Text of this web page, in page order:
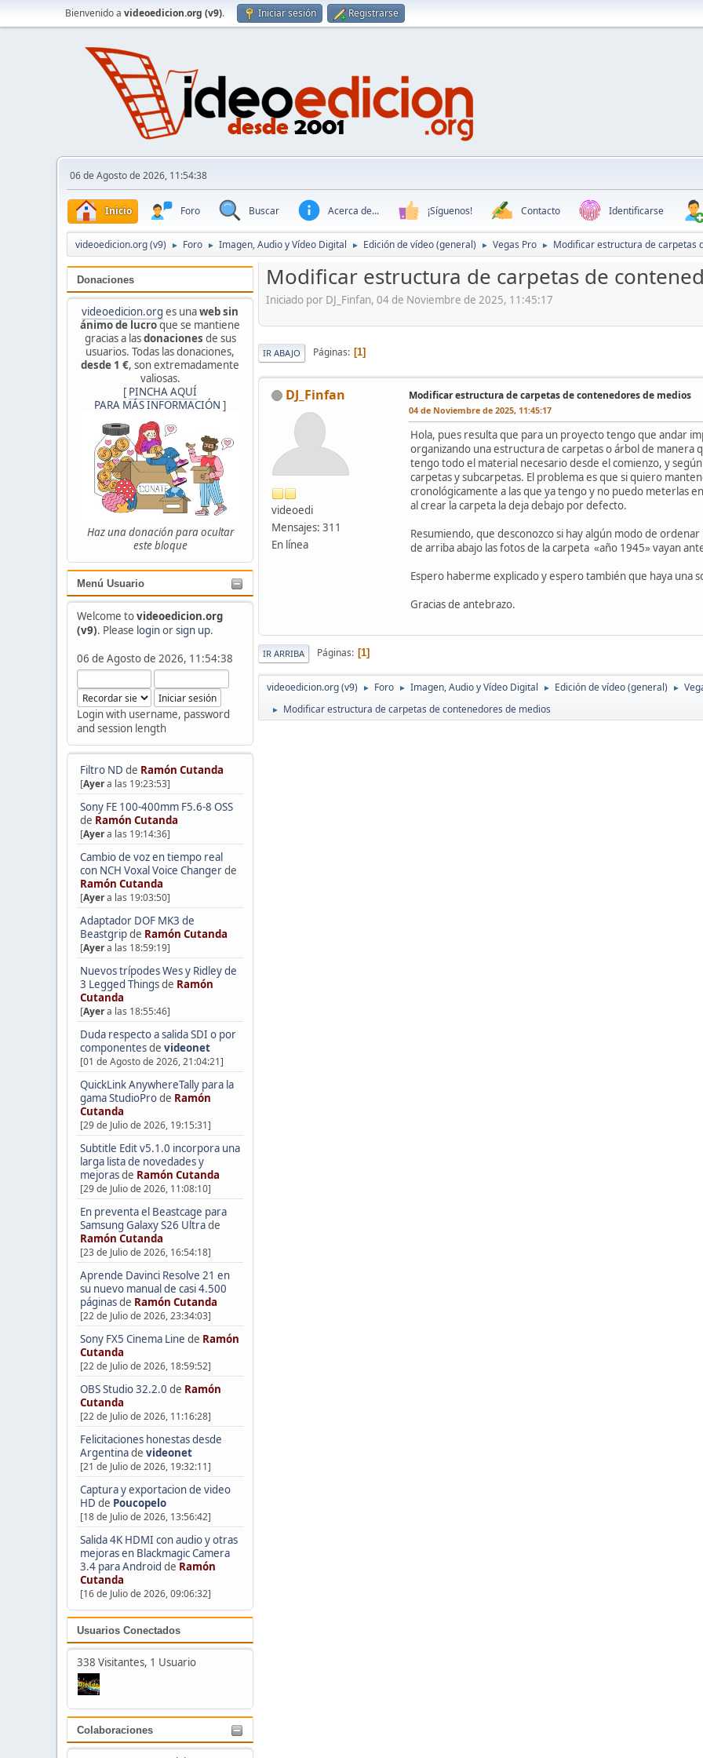
Bienvenido a videoedicion.org (v9). Iniciar sesión Registrarse
06 de Agosto de 2026, 11:54:38
Inicio Foro Buscar Acerca de... ¡Síguenos! Contacto Identificarse
videoedicion.org (v9) ► Foro ► Imagen, Audio y Vídeo Digital ► Edición de vídeo (general) ► Vegas Pro ► Modificar estructura de carpetas
Donaciones
videoedicion.org es unaweb sin
ánimo de lucroque se mantiene
gracias a lasdonaciones de sus
usuarios. Todas las donaciones,
desde 1 €, son extremadamente
valiosas.
[ PINCHA AQUÍ
PARA MÁS INFORMACIÓN ]
Haz una donación para ocultar
este bloque
Menú Usuario
Welcome tovideoedicion.org
(v9). Please loginorsign up.
06 de Agosto de 2026, 11:54:38
Login with username, password
and session length
Filtro ND de Ramón Cutanda
[Ayera las 19:23:53]
Sony FE 100-400mm F5.6-8 OSS
de Ramón Cutanda
[Ayera las 19:14:36]
Cambio de voz en tiempo real
con NCH Voxal Voice Changerde
Ramón Cutanda
[Ayera las 19:03:50]
Adaptador DOF MK3 de
Beastgripde Ramón Cutanda
[Ayera las 18:59:19]
Nuevos trípodes Wes y Ridley de
3 Legged Thingsde Ramón
Cutanda
[Ayera las 18:55:46]
Duda respecto a salida SDI o por
componentesde videonet
[01 de Agosto de 2026, 21:04:21]
QuickLink AnywhereTally para la
gama StudioProde Ramón
Cutanda
[29 de Julio de 2026, 19:15:31]
Subtitle Edit v5.1.0 incorpora una
larga lista de novedades y
mejorasde Ramón Cutanda
[29 de Julio de 2026, 11:08:10]
En preventa el Beastcage para
Samsung Galaxy S26 Ultrade
Ramón Cutanda
[23 de Julio de 2026, 16:54:18]
Aprende Davinci Resolve 21 en
su nuevo manual de casi 4.500
páginasde Ramón Cutanda
[22 de Julio de 2026, 23:34:03]
Sony FX5 Cinema Line de Ramón
Cutanda
[22 de Julio de 2026, 18:59:52]
OBS Studio 32.2.0 de Ramón
Cutanda
[22 de Julio de 2026, 11:16:28]
Felicitaciones honestas desde
Argentinade videonet
[21 de Julio de 2026, 19:32:11]
Captura y exportacion de video
HD de Poucopelo
[18 de Julio de 2026, 13:56:42]
Salida 4K HDMI con audio y otras
mejoras en Blackmagic Camera
3.4 para Android de Ramón
Cutanda
[16 de Julio de 2026, 09:06:32]
Usuarios Conectados
338 Visitantes, 1 Usuario
Colaboraciones
Modificar estructura de carpetas de
Iniciado por DJ_Finfan, 04 de Noviembre de 2025, 11:45:17
IR ABAJO Páginas 1
DJ_Finfan
videoedi
Mensajes: 311
En línea
Modificar estructura de carpetas de contenedores de medios
04 de Noviembre de 2025, 11:45:17
Hola, pues resulta que para un proyecto tengo que andar
organizando una estructura de carpetas o árbol de manera
tengo todo el material necesario desde el comienzo, y
carpetas y subcarpetas. El problema es que si quiero
cronológicamente a las que ya tengo y no puedo meterlas
al crear la carpeta la deja debajo por defecto.
Resumiendo, que desconozco si hay algún modo de
de arriba abajo las fotos de la carpeta «año 1945» vayan
Espero haberme explicado y espero también que haya una
Gracias de antebrazo.
IR ARRIBA Páginas 1
videoedicion.org (v9) ► Foro ► Imagen, Audio y Vídeo Digital ► Edición de vídeo (general) ►
► Modificar estructura de carpetas de contenedores de medios